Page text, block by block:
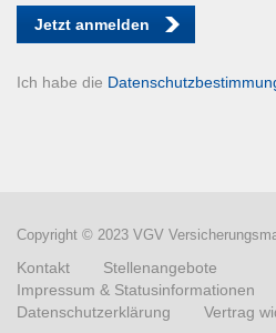
Jetzt anmelden
Ich habe die
Copyright © 2023 VGV
Kontakt
Stellenangebote
Impressum & Statusinformationen
Datenschutzerklärung
Vertrag